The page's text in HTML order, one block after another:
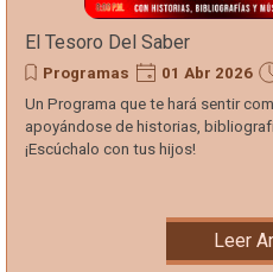
El Tesoro Del Saber
Programas 01 Abr 2026
Un Programa que te hará sentir
apoyándose de historias,
¡Escúchalo con tus hijos!
Leer